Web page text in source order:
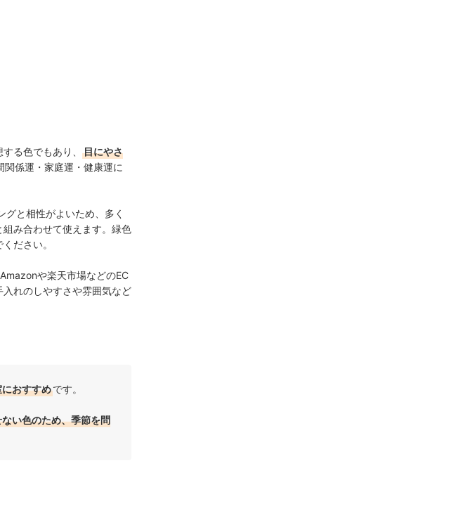
る色でもあり、
目にやさ
関係運・家庭運・健康運に
グと相性がよいため、多く
み合わせて使えます。緑色
ださい。
や楽天市場などのEC
れのしやすさや雰囲気など
おすすめです。
い色のため、季節を問